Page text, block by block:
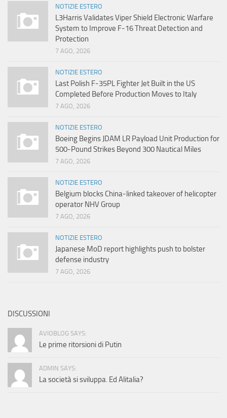
NOTIZIE ESTERO
L3Harris Validates Viper Shield Electronic Warfare
System to Improve F-16 Threat Detection and
Protection
7 AGO, 2026
NOTIZIE ESTERO
Last Polish F-35PL Fighter Jet Built in the US
Completed Before Production Moves to Italy
7 AGO, 2026
NOTIZIE ESTERO
Boeing Begins JDAM LR Payload Unit Production for
500-Pound Strikes Beyond 300 Nautical Miles
7 AGO, 2026
NOTIZIE ESTERO
Belgium blocks China-linked takeover of helicopter
operator NHV Group
7 AGO, 2026
NOTIZIE ESTERO
Japanese MoD report highlights push to bolster
defense industry
7 AGO, 2026
DISCUSSIONI
AVIOBLOG SAYS:
Le prime ritorsioni di Putin
ADMIN SAYS:
La società si sviluppa. Ed Alitalia?